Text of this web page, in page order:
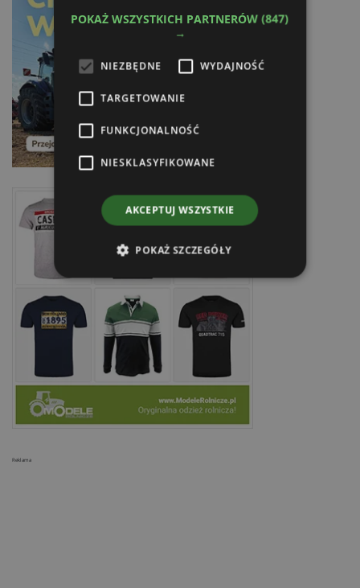
Reklama
POKAŻ WSZYSTKICH PARTNERÓW(847)
→
NIEZBĘDNE WYDAJNOŚĆ
TARGETOWANIE
FUNKCJONALNOŚĆ
NIESKLASYFIKOWANE
AKCEPTUJ WSZYSTKIE
POKAŻ SZCZEGÓŁY